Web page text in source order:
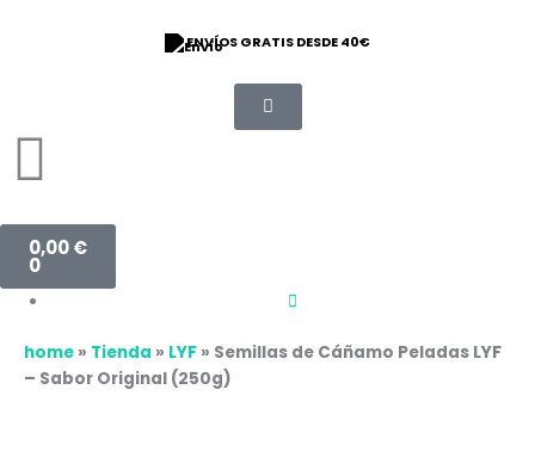
⭐ 9/10 VALORACIÓN
0,00€
0
Carrito
home » Tienda » LYF » Semillas de Cáñamo Peladas LYF
– Sabor Original (250g)
-
(250g)
cantidad